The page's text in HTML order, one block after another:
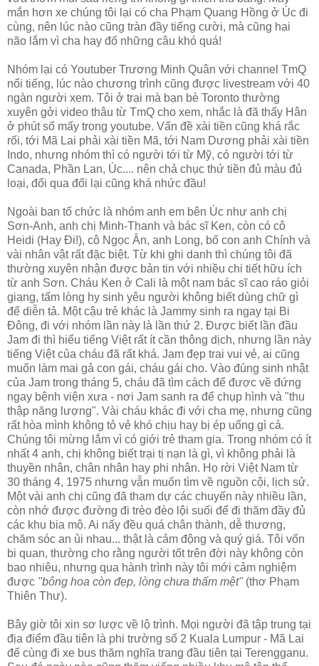
mắn hơn xe chúng tôi lại có cha Phạm Quang Hồng ở Úc đi
cùng, nên lúc nào cũng tràn đầy tiếng cười, mà cũng hại
não lắm vì cha hay đố những câu khó quá!
Nhóm lại có Youtuber Trương Minh Quân với channel TmQ
nổi tiếng, lúc nào chương trình cũng được livestream với 40
ngàn người xem. Tôi ở trại mà bạn bè Toronto thường
xuyên gởi video thâu từ TmQ cho xem, nhắc là đã thấy Hân
ở phút số mấy trong youtube. Vấn đề xài tiền cũng khá rắc
rối, tới Mã Lai phải xài tiền Mã, tới Nam Dương phải xài tiền
Indo, nhưng nhóm thì có người tới từ Mỹ, có người tới từ
Canada, Phần Lan, Úc.... nên chả chục thứ tiền đủ màu đủ
loại, đổi qua đổi lại cũng khá nhức đầu!
Ngoài ban tổ chức là nhóm anh em bên Úc như anh chị
Sơn-Anh, anh chị Minh-Thanh và bác sĩ Ken, còn có cô
Heidi (Hay Đi!), cô Ngọc Ân, anh Long, bố con anh Chính và
vài nhân vật rất đặc biệt. Từ khi ghi danh thì chúng tôi đã
thường xuyên nhận được bản tin với nhiều chi tiết hữu ích
từ anh Sơn. Cháu Ken ở Cali là một nam bác sĩ cao ráo giỏi
giang, tấm lòng hy sinh yêu người không biết dùng chữ gì
để diễn tả. Một cậu trẻ khác là Jammy sinh ra ngay tại Bi
Đông, đi với nhóm lần này là lần thứ 2. Được biết lần đầu
Jam đi thì hiểu tiếng Việt rất ít cần thông dịch, nhưng lần này
tiếng Việt của cháu đã rất khá. Jam đẹp trai vui vẻ, ai cũng
muốn làm mai gả con gái, cháu gái cho. Vào đúng sinh nhật
của Jam trong tháng 5, cháu đã tìm cách để được về đứng
ngay bệnh viện xưa - nơi Jam sanh ra để chụp hình và "thu
thập năng lượng". Vài cháu khác đi với cha mẹ, nhưng cũng
rất hòa mình không tỏ vẻ khó chịu hay bị ép uổng gì cả.
Chúng tôi mừng lắm vì có giới trẻ tham gia. Trong nhóm có ít
nhất 4 anh, chị không biết trại tị nạn là gì, vì không phải là
thuyền nhân, chân nhân hay phi nhân. Họ rời Việt Nam từ
30 tháng 4, 1975 nhưng vẫn muốn tìm về nguồn cội, lịch sử.
Một vài anh chị cũng đã tham dự các chuyến này nhiều lần,
còn nhớ được đường đi trèo đèo lội suối để đi thăm đầy đủ
các khu bia mộ. Ai nấy đều quá chân thành, dễ thương,
chăm sóc an ủi nhau... thật là cảm động và quý giá. Tôi vốn
bi quan, thường cho rằng người tốt trên đời này không còn
bao nhiêu, nhưng qua hành trình này tôi mới cảm nghiệm
được "bông hoa còn đẹp, lòng chưa thấm mệt" (thơ Phạm
Thiên Thư).
Bây giờ tôi xin sơ lược về lộ trình. Mọi người đã tập trung tại
địa điểm đầu tiên là phi trường số 2 Kuala Lumpur - Mã Lai
để cùng đi xe bus thăm nghĩa trang đầu tiên tại Terengganu.